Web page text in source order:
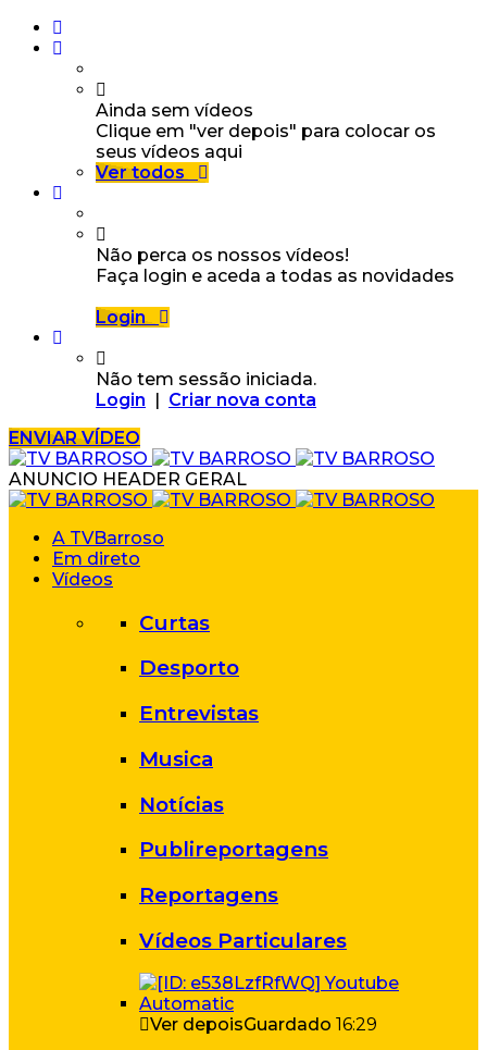
Ainda sem vídeos
Clique em "ver depois" para colocar os
seus vídeos aqui
Ver todos
Não perca os nossos vídeos!
Faça login e aceda a todas as novidades
Login
Não tem sessão iniciada.
Login | Criar nova conta
ENVIAR VÍDEO
ANUNCIO HEADER GERAL
A TVBarroso
Em direto
Vídeos
Curtas
Desporto
Entrevistas
Musica
Notícias
Publireportagens
Reportagens
Vídeos Particulares
Ver depoisGuardado 16:29